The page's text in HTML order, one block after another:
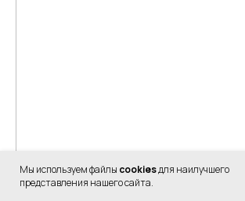
Мы используем файлы cookiesдля наилучшего
представления нашего сайта.